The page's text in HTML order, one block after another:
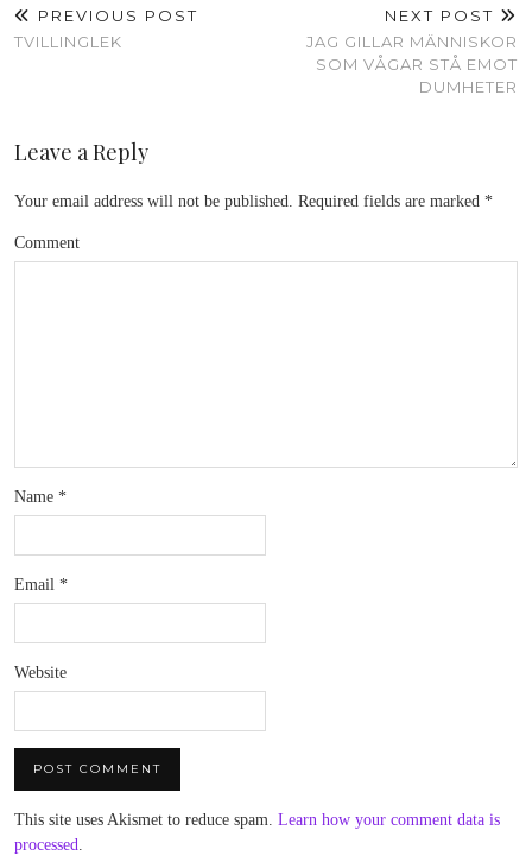
PREVIOUS POST
TVILLINGLEK
NEXT POST
JAG GILLAR MÄNNISKOR
SOM VÅGAR STÅ EMOT
DUMHETER
Leave a Reply
Your email address will not be published. Required fields are marked *
Comment
Name *
Email *
Website
This site uses Akismet to reduce spam. Learn how your comment data is
processed.